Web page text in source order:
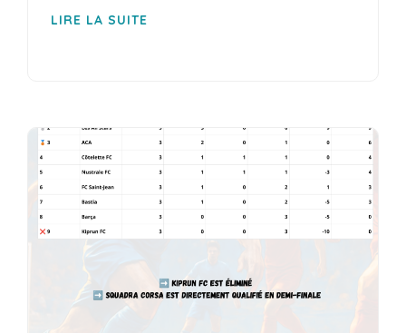
LIRE LA SUITE